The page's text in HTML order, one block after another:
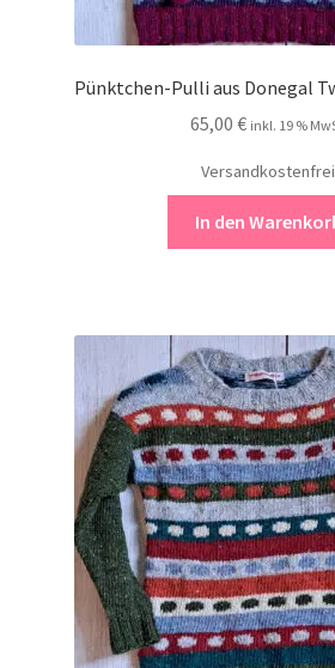
Pünktchen-Pulli aus Donegal
65,00 € inkl. 19 %
Versandkostenfrei
In den